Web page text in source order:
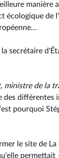
manière
écologique de
secrétaire
ministre de la
différentes
pourquoi
le site de